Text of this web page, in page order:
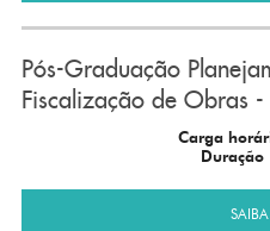
Pós-Graduação
Fiscalização de Obras
Carga
Duração